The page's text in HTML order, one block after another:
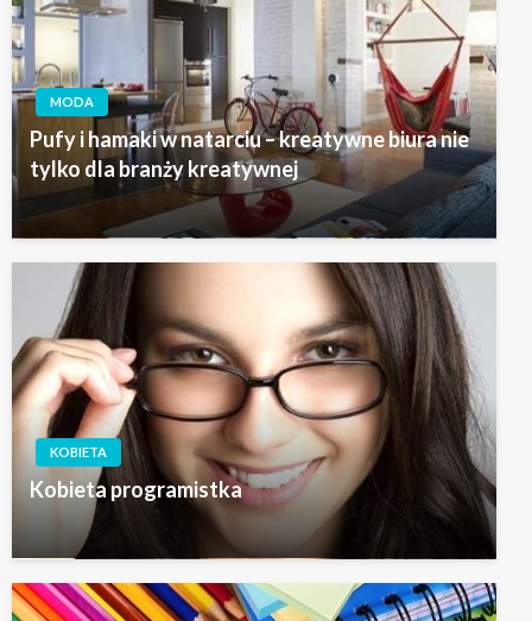
MODA
Pufy i hamaki w natarciu – kreatywne biura nie
tylko dla branży kreatywnej
KOBIETA
Kobieta programistka